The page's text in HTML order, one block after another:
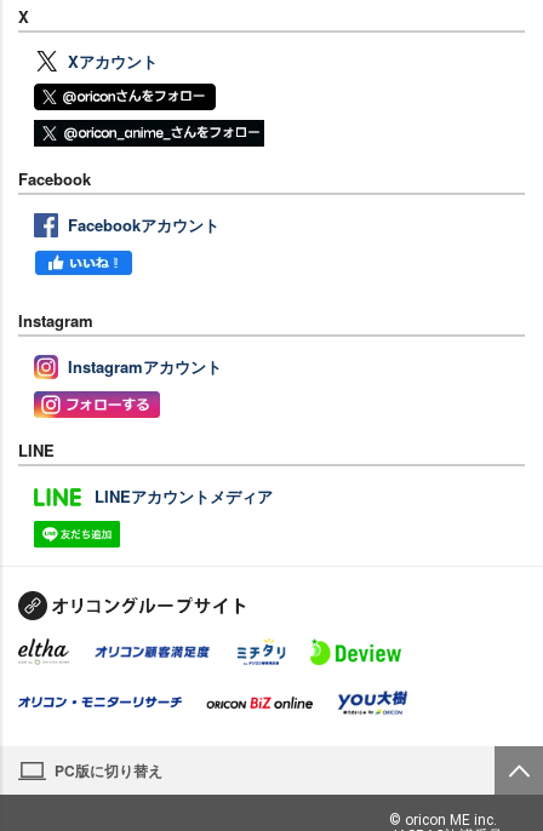
X
Xアカウント
Facebook
Facebookアカウント
Instagram
Instagramアカウント
LINE
LINEアカウントメディア
PC版に切り替え
© oricon ME inc.